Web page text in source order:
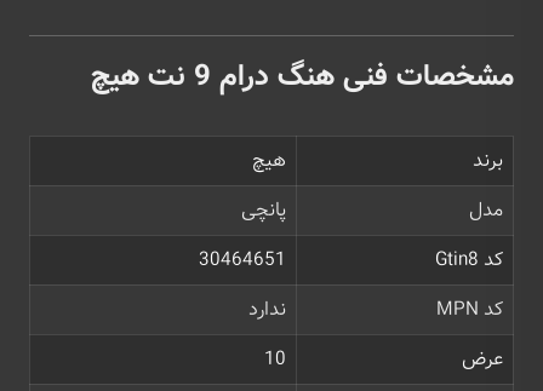
مشخصات فنی هنگ درام 9 نت هیچ
برند
هیچ
مدل
پانچی
کد Gtin8
30464651
کد MPN
ندارد
عرض
10